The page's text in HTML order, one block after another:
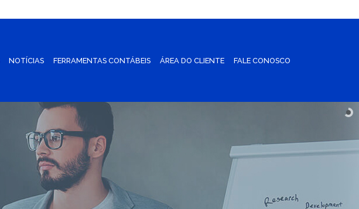
NOTÍCIAS FERRAMENTAS CONTÁBEIS ÁREA DO CLIENTE FALE CONOSCO